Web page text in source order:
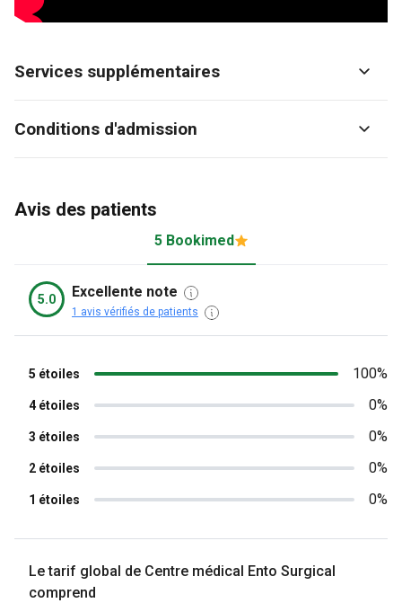
Services supplémentaires
Conditions d'admission
Avis des patients
5 Bookimed
5.0 Excellente note
1 avis vérifiés de patients
1 étoiles 0%
2 étoiles 0%
3 étoiles 0%
4 étoiles 0%
5 étoiles 100%
Le tarif global de Centre médical Ento Surgical
comprend